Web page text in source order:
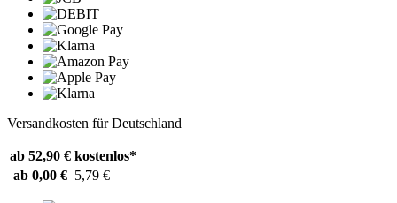
Versandkosten für Deutschland
ab 52,90 € kostenlos*
ab 0,00 € 5,79 €